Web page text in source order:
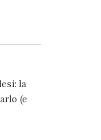
la
(e